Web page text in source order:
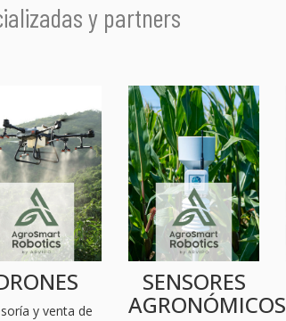
y partners
y venta de
SENSORES
AGRONÓMICOS